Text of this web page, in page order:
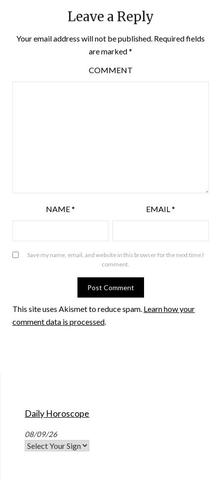
Leave a Reply
Your email address will not be published. Required fields
are marked*
COMMENT
NAME* EMAIL*
Save my name, email, and website in this browser for the next time I
comment.
This site uses Akismet to reduce spam. Learn how your
comment data is processed.
Daily Horoscope
08/09/26